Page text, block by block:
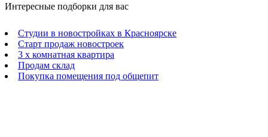
Интересные подборки для вас
Студии в новостройках в Красноярске
Старт продаж новостроек
3 х комнатная квартира
Продам склад
Покупка помещения под общепит